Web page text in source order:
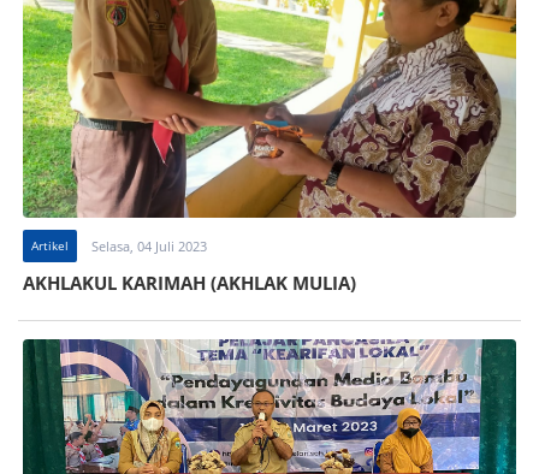
Artikel Selasa, 04 Juli 2023
AKHLAKUL KARIMAH (AKHLAK MULIA)